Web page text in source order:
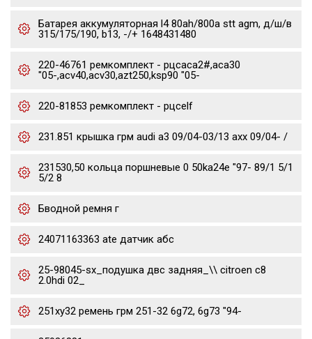
Батарея аккумуляторная l4 80ah/800a stt agm, д/ш/в
315/175/190, b13, -/+ 1648431480
220-46761 ремкомплект - рцсaca2#,aca30
"05-,acv40,acv30,azt250,ksp90 "05-
220-81853 ремкомплект - рцсelf
231.851 крышка грм audi a3 09/04-03/13 axx 09/04- /
231530,50 кольца поршневые 0 50ka24e "97- 89/1 5/1
5/2 8
Бводной ремня г
24071163363 ate датчик абс
25-98045-sx_подушка двс задняя_\\ citroen c8
2.0hdi 02_
251xy32 ремень грм 251-32 6g72, 6g73 "94-